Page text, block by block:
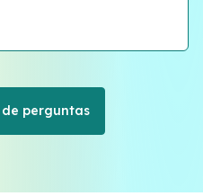
perguntas